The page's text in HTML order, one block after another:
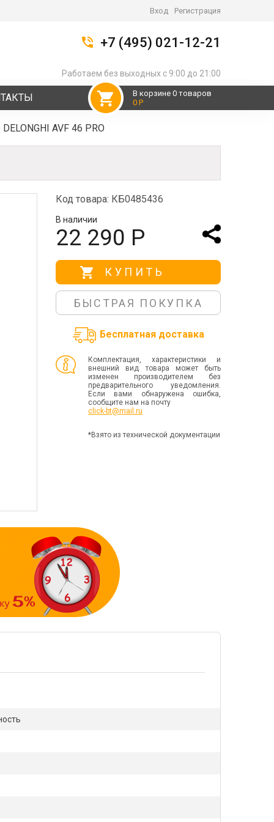
Вход Регистрация
+7 (495) 021-12-21
Работаем без выходных с 9:00 до 21:00
В корзине 0 товаров
0 Р
AVF 46 PRO
Код товара: КБ0485436
В наличии
22 290 Р
КУПИТЬ
БЫСТРАЯ ПОКУПКА
Бесплатная доставка
Комплектация, характеристики и
внешний вид товара может быть
изменен производителем без
предварительного уведомления.
Если вами обнаружена ошибка,
сообщите нам на почту
click-bt@mail.ru
*Взято из технической документации